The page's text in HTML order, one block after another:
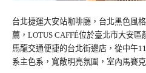
台北捷運大安站咖啡廳，台北黑色風
薦，LOTUS CAFFÉ位於臺北市大安
馬龍交通便捷的台北街邊店，從中午
系主色系，寬敞明亮氛圍，室內馬賽